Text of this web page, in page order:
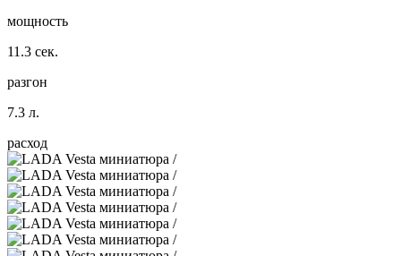
мощность
11.3 сек.
разгон
7.3 л.
расход